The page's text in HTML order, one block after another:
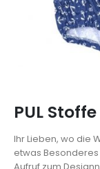
PUL
Ihr Lieben, wo die
etwas